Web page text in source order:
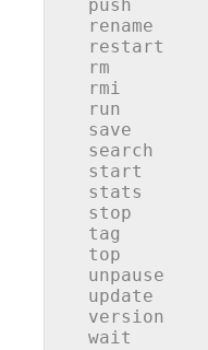
push
rename
restart
rm
rmi
run
save
search
start
  stats
stop
tag
  top
unpause
update
version
wait